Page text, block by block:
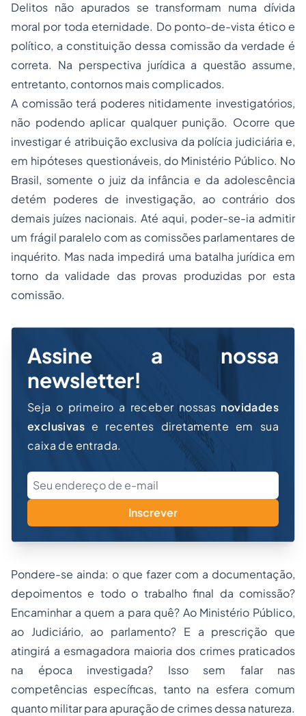
Delitos não apurados se transformam numa dívida
moral por toda eternidade. Do ponto-de-vista ético e
político, a constituição dessa comissão da verdade é
correta. Na perspectiva jurídica a questão assume,
entretanto, contornos mais complicados.
A comissão terá poderes nitidamente investigatórios,
não podendo aplicar qualquer punição. Ocorre que
investigar é atribuição exclusiva da polícia judiciária e,
em hipóteses questionáveis, do Ministério Público. No
Brasil, somente o juiz da infância e da adolescência
detém poderes de investigação, ao contrário dos
demais juízes nacionais. Até aqui, poder-se-ia admitir
um frágil paralelo com as comissões parlamentares de
inquérito. Mas nada impedirá uma batalha jurídica em
torno da validade das provas produzidas por esta
comissão.
Assine a nossa
newsletter!
Seja o primeiro a receber nossas novidades
exclusivas e recentes diretamente em sua
caixa de entrada.
Inscrever
Pondere-se ainda: o que fazer com a documentação,
depoimentos e todo o trabalho final da comissão?
Encaminhar a quem a para quê? Ao Ministério Público,
ao Judiciário, ao parlamento? E a prescrição que
atingirá a esmagadora maioria dos crimes praticados
na época investigada? Isso sem falar nas
competências específicas, tanto na esfera comum
quanto militar para apuração de crimes dessa natureza.